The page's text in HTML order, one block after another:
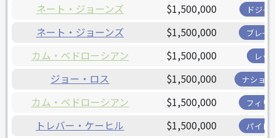
ネート・ジョーンズ $1,500,000 ドジャ
ネート・ジョーンズ $1,500,000 ブレー
カム・ベドローシアン $1,500,000 レッ
ジョー・ロス $1,500,000 ナショ
カム・ベドローシアン $1,500,000 フィリ
トレバー・ケーヒル $1,500,000 パイレ